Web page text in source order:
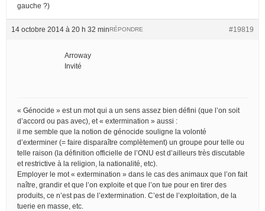
gauche ?)
14 octobre 2014 à 20 h 32 min #19819
RÉPONDRE
Arroway
Invité
« Génocide » est un mot qui a un sens assez bien défini (que l’on soit
d’accord ou pas avec), et « extermination » aussi :
il me semble que la notion de génocide souligne la volonté
d’exterminer (= faire disparaître complètement) un groupe pour telle ou
telle raison (la définition officielle de l’ONU est d’ailleurs très discutable
et restrictive à la religion, la nationalité, etc).
Employer le mot « extermination » dans le cas des animaux que l’on fait
naître, grandir et que l’on exploite et que l’on tue pour en tirer des
produits, ce n’est pas de l’extermination. C’est de l’exploitation, de la
tuerie en masse, etc.